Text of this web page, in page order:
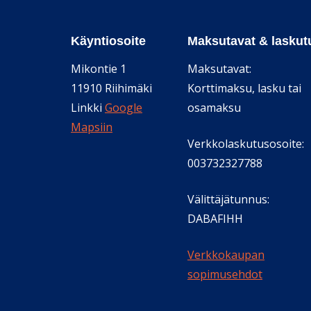
Käyntiosoite
Mikontie 1
11910 Riihimäki
Linkki Google
Mapsiin
Maksutavat &
Maksutavat:
Korttimaksu, lasku tai
osamaksu
Verkkolaskutusosoite:
003732327788
Välittäjätunnus:
DABAFIHH
Verkkokaupan
sopimusehdot